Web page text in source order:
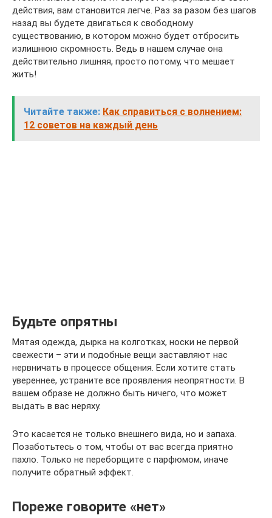
действия, вам становится легче. Раз за разом без шагов
назад вы будете двигаться к свободному
существованию, в котором можно будет отбросить
излишнюю скромность. Ведь в нашем случае она
действительно лишняя, просто потому, что мешает
жить!
Читайте также: Как справиться с волнением:
12 советов на каждый день
Будьте опрятны
Мятая одежда, дырка на колготках, носки не первой
свежести – эти и подобные вещи заставляют нас
нервничать в процессе общения. Если хотите стать
увереннее, устраните все проявления неопрятности. В
вашем образе не должно быть ничего, что может
выдать в вас неряху.
Это касается не только внешнего вида, но и запаха.
Позаботьтесь о том, чтобы от вас всегда приятно
пахло. Только не переборщите с парфюмом, иначе
получите обратный эффект.
Пореже говорите «нет»